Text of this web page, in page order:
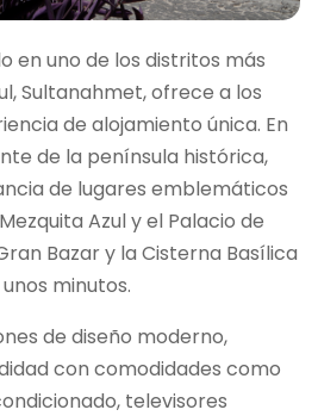
en uno de los distritos más
Sultanahmet, ofrece a los
de alojamiento única. En
de la península histórica,
de lugares emblemáticos
Azul y el Palacio de
Bazar y la Cisterna Basílica
minutos.
de diseño moderno,
con comodidades como
televisores